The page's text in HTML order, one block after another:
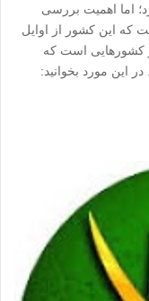
اما اهمیت بررسی
که این کشور از اوایل
کشورهایی است که
این مورد بخوانید: